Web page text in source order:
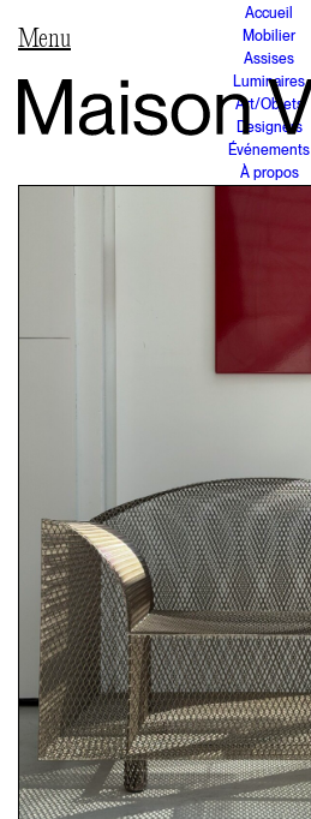
Accueil
Mobilier
Assises
Luminaires
Art/Objets
Designers
Événements
À propos